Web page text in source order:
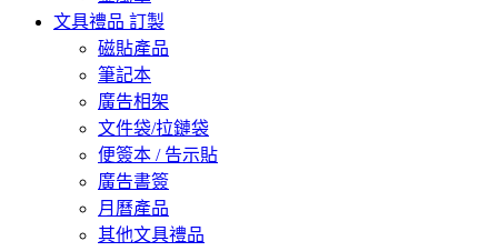
文具禮品 訂製
磁貼產品
筆記本
廣告相架
文件袋/拉鏈袋
便簽本 / 告示貼
廣告書簽
月曆產品
其他文具禮品